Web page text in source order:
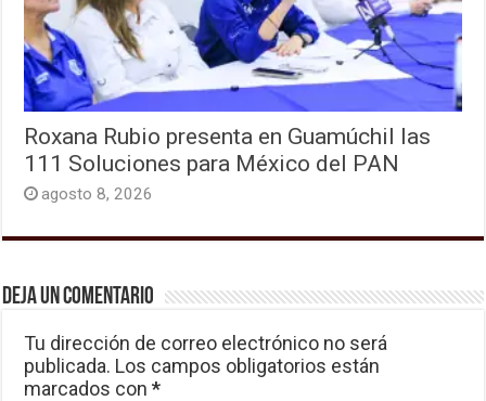
Roxana Rubio presenta en Guamúchil las
111 Soluciones para México del PAN
agosto 8, 2026
Deja un comentario
Tu dirección de correo electrónico no será
publicada. Los campos obligatorios están
marcados con*